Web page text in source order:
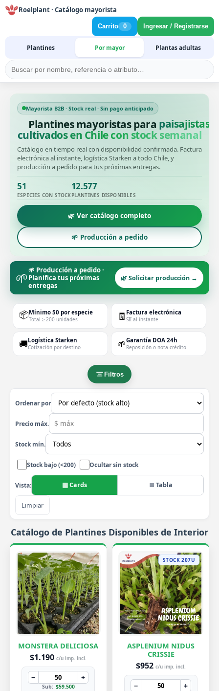
Roelplant · Catálogo mayorista
Plantines Por mayor Plantas adultas
Carrito 0 Ingresar / Registrarse
Mayorista B2B · Stock real · Sin pago anticipado
Plantines mayoristas para productores
cultivados en Chile con stock semanal
Catálogo en tiempo real con disponibilidad confirmada. Factura
electrónica al instante, logística Starken a todo Chile, y
producción a pedido para tus próximas entregas.
51
ESPECIES CON STOCK
12.577
PLANTINES DISPONIBLES
🌿 Ver catálogo completo
🌱 Producción a pedido
🌱🌱 Producción a pedido ·
Planifica tus próximas
entregas
🌿 Solicitar producción →
📦Mínimo 50 por especie
Total ≥ 200 unidades 🧾 Factura electrónica
SII al instante
🚚Logística Starken
Cotización por destino 🌱Garantía DOA 24h
Reposición o nota crédito
Filtros
Ordenar por
Precio máx.
Stock mín.
Stock bajo (<200) Ocultar sin stock
Vista: ▦ Cards ≣ Tabla
Limpiar
Catálogo de Plantines Disponibles de Interior
MONSTERA DELICIOSA
$1.190 c/u imp. incl.
− +
Sub: $59.500
STOCK 207U
ASPLENIUM NIDUS
CRISSIE
$952 c/u imp. incl.
− +